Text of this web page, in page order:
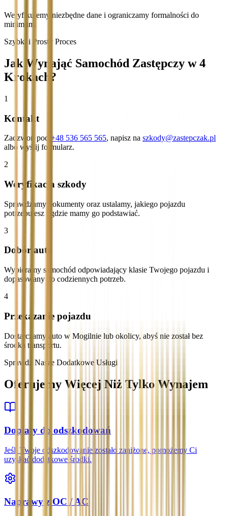
Weryfikujemy niezbędne dane i ograniczamy formalności do
minimum.
Szybki i Prosty Proces
Jak Wynająć Samochód Zastępczy w 4
Krokach?
1
Kontakt
Zadzwoń pod +48 536 565 565, napisz na szkody@zastepczak.pl
albo wyślij formularz.
2
Weryfikacja szkody
Sprawdzamy dokumenty oraz ustalamy, jakiego pojazdu
potrzebujesz i gdzie mamy go podstawiać.
3
Dobór auta
Wybieramy samochód odpowiadający klasie Twojego pojazdu i
dopasowany do codziennych potrzeb.
4
Przekazanie pojazdu
Dostarczamy auto w Mogilnie lub okolicy, abyś nie został bez
środka transportu.
Sprawdź Nasze Dodatkowe Usługi
Oferujemy Więcej Niż Tylko Wynajem
Dopłaty do odszkodowań
Jeśli Twoje odszkodowanie zostało zaniżone, pomożemy Ci
uzyskać dodatkowe środki.
Naprawy z OC / AC